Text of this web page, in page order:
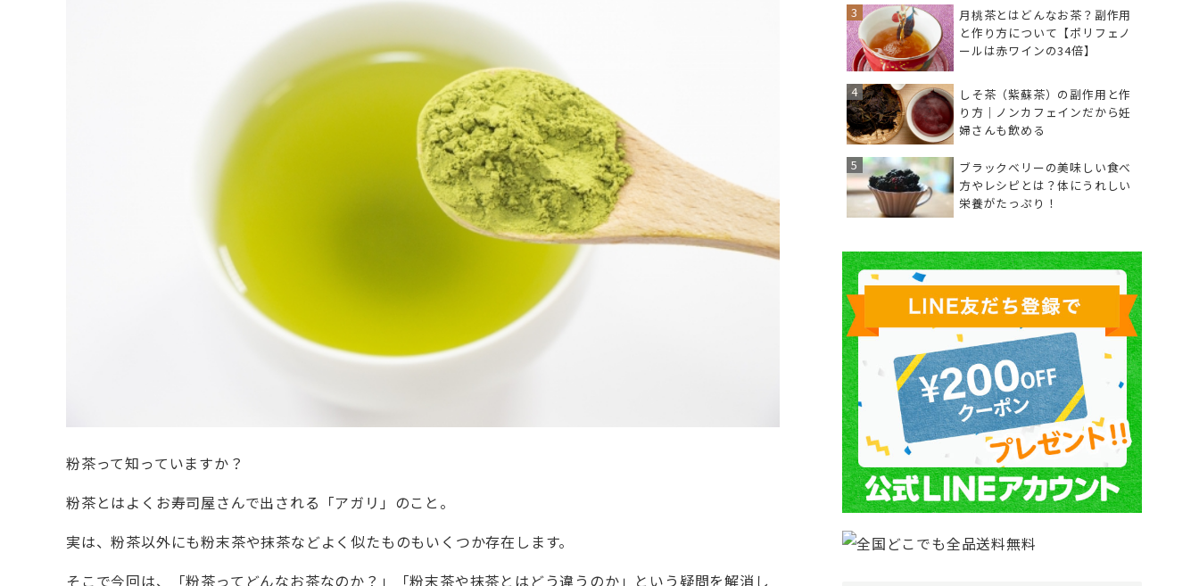
粉茶って知っていますか？
粉茶とはよくお寿司屋さんで出される「アガリ」のこと。
実は、粉茶以外にも粉末茶や抹茶などよく似たものもいくつか存在します。
そこで今回は、「粉茶ってどんなお茶なのか？」「粉末茶や抹茶とはどう違うのか」という疑問を解消し
月桃茶とはどんなお茶？副作用
と作り方について【ポリフェノ
ールは赤ワインの34倍】
しそ茶（紫蘇茶）の副作用と作
り方｜ノンカフェインだから妊
婦さんも飲める
ブラックベリーの美味しい食べ
方やレシピとは？体にうれしい
栄養がたっぷり！